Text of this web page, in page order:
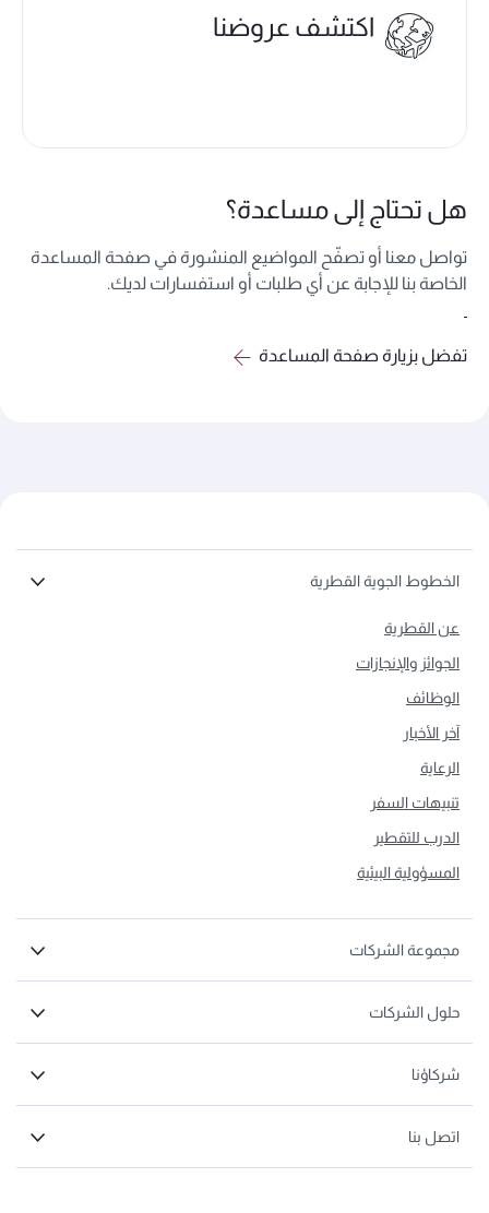
اكتشف عروضنا
هل تحتاج إلى مساعدة؟
تواصل معنا أو تصفّح المواضيع المنشورة في صفحة المساعدة
الخاصة بنا للإجابة عن أي طلبات أو استفسارات لديك.
تفضل بزيارة صفحة المساعدة
الخطوط الجوية القطرية
عن القطرية
الجوائز والإنجازات
الوظائف
آخر الأخبار
الرعاية
تنبيهات السفر
الدرب للتقطير
المسؤولية البيئية
مجموعة الشركات
حلول الشركات
شركاؤنا
اتصل بنا